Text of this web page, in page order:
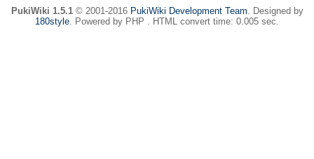
PukiWiki 1.5.1© 2001-2016 PukiWiki Development Team. Designed by
180style. Powered by PHP . HTML convert time: 0.005 sec.